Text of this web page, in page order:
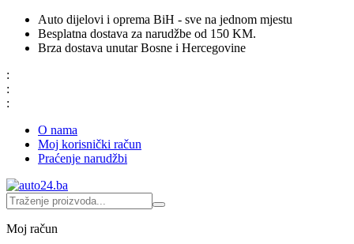
Auto dijelovi i oprema BiH - sve na jednom mjestu
Besplatna dostava za narudžbe od 150 KM.
Brza dostava unutar Bosne i Hercegovine
:
:
:
O nama
Moj korisnički račun
Praćenje narudžbi
Moj račun